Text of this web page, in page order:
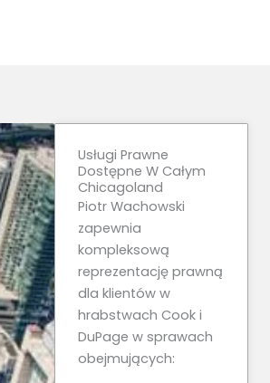
Usługi Prawne
Dostępne W Całym
Chicagoland
Piotr Wachowski
zapewnia
kompleksową
reprezentację prawną
dla klientów w
hrabstwach Cook i
DuPage w sprawach
obejmujących: